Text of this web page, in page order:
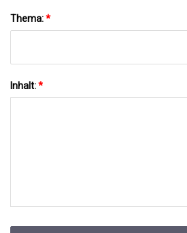
Thema:*
Inhalt:*